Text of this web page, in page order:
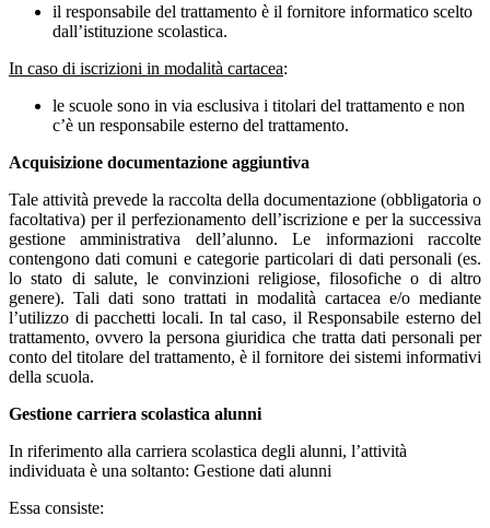
il responsabile del trattamento è il fornitore informatico scelto
dall’istituzione scolastica.
In caso di iscrizioni in modalità cartacea:
le scuole sono in via esclusiva i titolari del trattamento e non
c’è un responsabile esterno del trattamento.
Acquisizione documentazione aggiuntiva
Tale attività prevede la raccolta della documentazione (obbligatoria o
facoltativa) per il perfezionamento dell’iscrizione e per la successiva
gestione amministrativa dell’alunno. Le informazioni raccolte
contengono dati comuni e categorie particolari di dati personali (es.
lo stato di salute, le convinzioni religiose, filosofiche o di altro
genere). Tali dati sono trattati in modalità cartacea e/o mediante
l’utilizzo di pacchetti locali. In tal caso, il Responsabile esterno del
trattamento, ovvero la persona giuridica che tratta dati personali per
conto del titolare del trattamento, è il fornitore dei sistemi informativi
della scuola.
Gestione carriera scolastica alunni
In riferimento alla carriera scolastica degli alunni, l’attività
individuata è una soltanto: Gestione dati alunni
Essa consiste: